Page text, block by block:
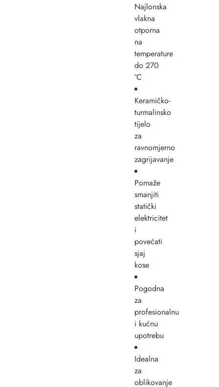
Najlonska
vlakna
otporna
na
temperature
do 270
°C
Keramičko-
turmalinsko
tijelo
za
ravnomjerno
zagrijavanje
Pomaže
smanjiti
statički
elektricitet
i
povećati
sjaj
kose
Pogodna
za
profesionalnu
i kućnu
upotrebu
Idealna
za
oblikovanje